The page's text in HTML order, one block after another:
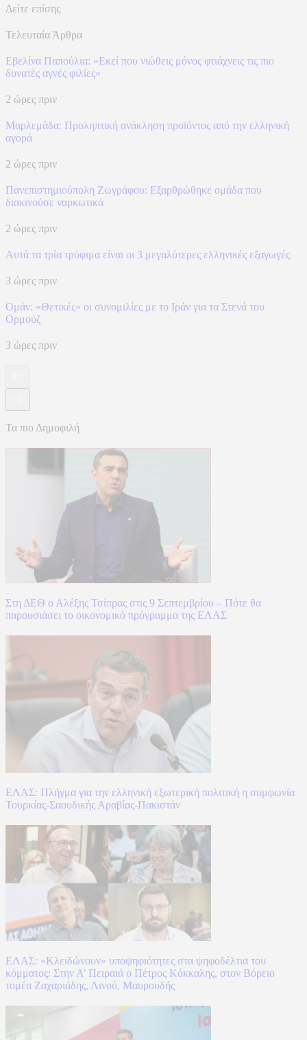
Δείτε επίσης
Τελευταία Άρθρα
Εβελίνα Παπούλια: «Εκεί που νιώθεις μόνος φτιάχνεις τις πιο
δυνατές αγνές φιλίες»
2 ώρες πριν
Μαρλεμάδα: Προληπτική ανάκληση προϊόντος από την ελληνική
αγορά
2 ώρες πριν
Πανεπιστημιούπολη Ζωγράφου: Εξαρθρώθηκε ομάδα που
διακινούσε ναρκωτικά
2 ώρες πριν
Αυτά τα τρία τρόφιμα είναι οι 3 μεγαλύτερες ελληνικές εξαγωγές
3 ώρες πριν
Ομάν: «Θετικές» οι συνομιλίες με το Ιράν για τα Στενά του
Ορμούζ
3 ώρες πριν
Τα πιο Δημοφιλή
Στη ΔΕΘ ο Αλέξης Τσίπρας στις 9 Σεπτεμβρίου – Πότε θα
παρουσιάσει το οικονομικό πρόγραμμα της ΕΛΑΣ
ΕΛΑΣ: Πλήγμα για την ελληνική εξωτερική πολιτική η συμφωνία
Τουρκίας-Σαουδικής Αραβίας-Πακιστάν
ΕΛΑΣ: «Κλειδώνουν» υποψηφιότητες στα ψηφοδέλτια του
κόμματος: Στην Α’ Πειραιά ο Πέτρος Κόκκαλης, στον Βόρειο
τομέα Ζαχαριάδης, Λινού, Μαυρουδής